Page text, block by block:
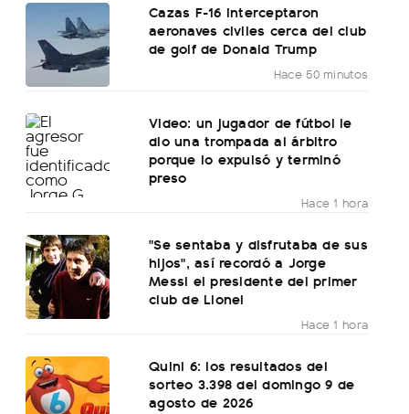
Cazas F-16 interceptaron
aeronaves civiles cerca del club
de golf de Donald Trump
Hace 50 minutos
Video: un jugador de fútbol le
dio una trompada al árbitro
porque lo expulsó y terminó
preso
Hace 1 hora
"Se sentaba y disfrutaba de sus
hijos", así recordó a Jorge
Messi el presidente del primer
club de Lionel
Hace 1 hora
Quini 6: los resultados del
sorteo 3.398 del domingo 9 de
agosto de 2026